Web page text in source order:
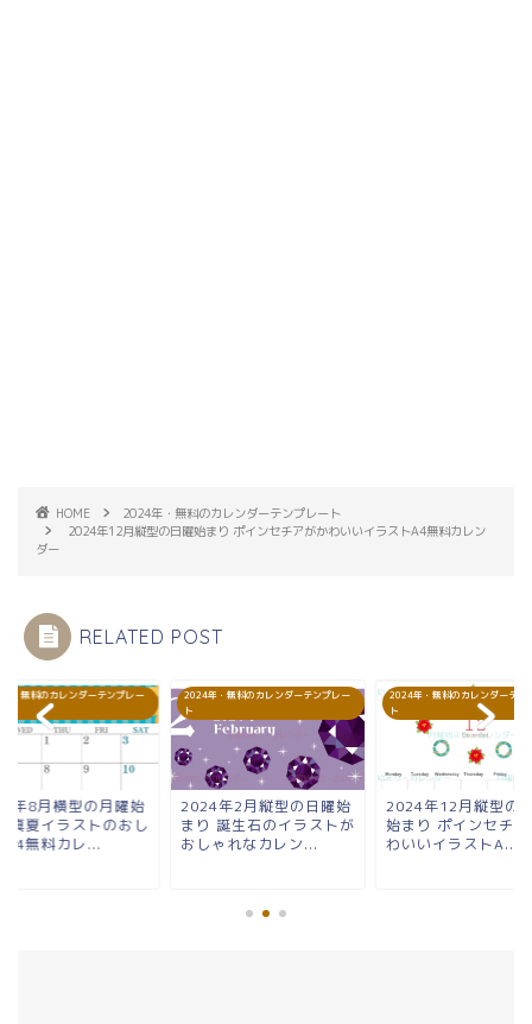
HOME
2024年・無料のカレンダーテンプレート
2024年12月縦型の日曜始まり ポインセチアがかわいいイラストA4無料カレン
ダー
RELATED POST
・無料のカレンダーテンプレー
年8月横型の月曜始
真夏イラストのおし
A4無料カレ...
2024年・無料のカレンダーテンプレー
ト
2024年2月縦型の日曜始
まり 誕生石のイラストが
おしゃれなカレン...
2024年・無料のカレンダーテン
ト
2024年12月縦型の
始まり ポインセチ
わいいイラストA...